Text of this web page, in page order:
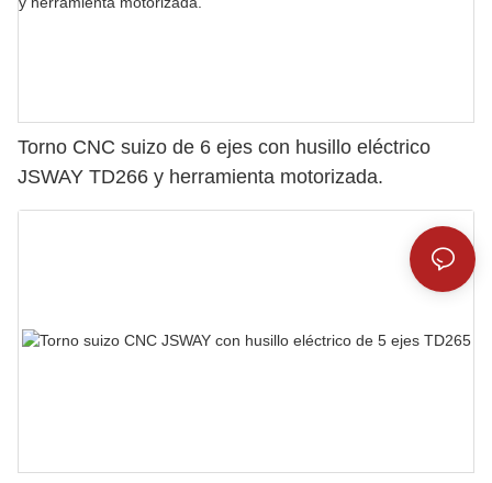
Torno CNC suizo de 6 ejes con husillo eléctrico
JSWAY TD266 y herramienta motorizada.